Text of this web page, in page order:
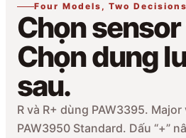
Four Models, Two Decisions
Chọn
Chọn dung
sau.
R và R+ dùng PAW3395.
PAW3950 Standard. Dấu “+”